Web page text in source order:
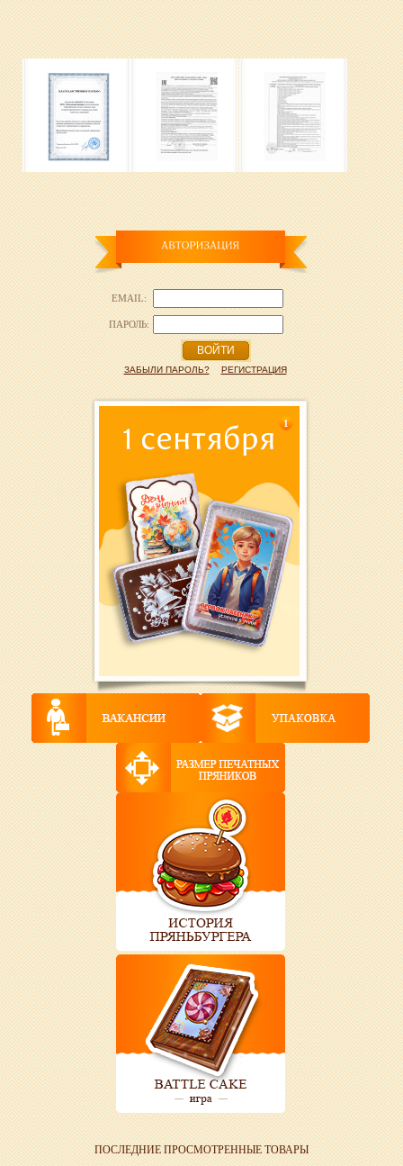
EMAIL:
ПАРОЛЬ:
ВОЙТИ
ЗАБЫЛИ ПАРОЛЬ? РЕГИСТРАЦИЯ
1
ПОСЛЕДНИЕ ПРОСМОТРЕННЫЕ ТОВАРЫ